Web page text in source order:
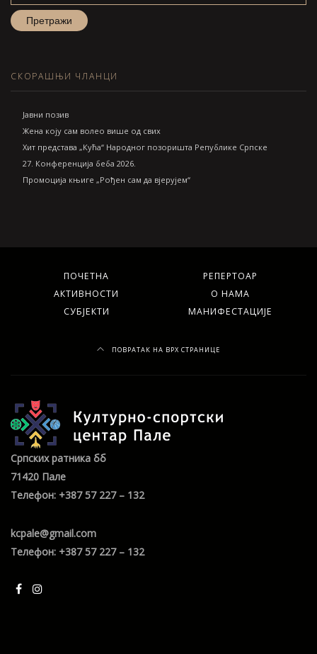
СКОРАШЊИ ЧЛАНЦИ
Jавни позив
Жена коју сам волео више од свих
Хит представа „Кућа“ Народног позоришта Републике Српске
27. Конференција беба 2026.
Промоција књиге „Рођен сам да вјерујем“
ПОЧЕТНА
РЕПЕРТОАР
АКТИВНОСТИ
О НАМА
СУБЈЕКТИ
МАНИФЕСТАЦИЈЕ
ПОВРАТАК НА ВРХ СТРАНИЦЕ
Српских ратника бб
71420 Пале
Телефон: +387 57 227 – 132
kcpale@gmail.com
Телефон: +387 57 227 – 132